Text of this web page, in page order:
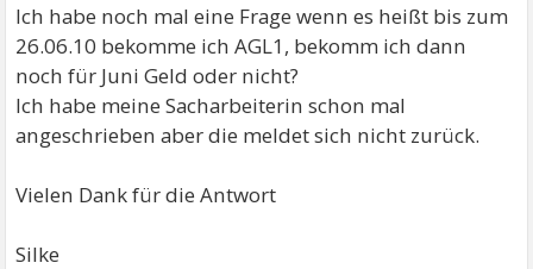
Ich habe noch mal eine Frage wenn es heißt bis zum
26.06.10 bekomme ich AGL1, bekomm ich dann
noch für Juni Geld oder nicht?
Ich habe meine Sacharbeiterin schon mal
angeschrieben aber die meldet sich nicht zurück.
Vielen Dank für die Antwort
Silke